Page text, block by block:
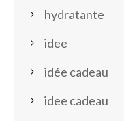
hydratante
idee
idée cadeau
idee cadeau